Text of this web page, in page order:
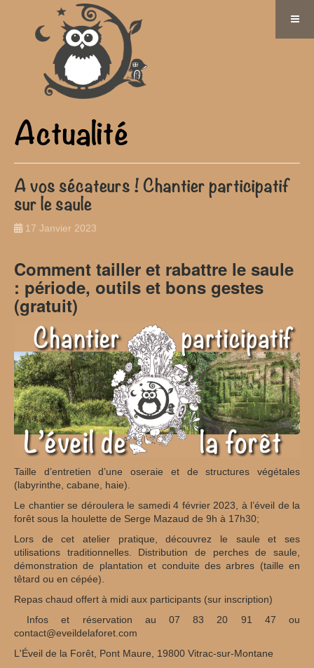
Actualité
A vos sécateurs ! Chantier participatif
sur le saule
17 Janvier 2023
Comment tailler et rabattre le saule
: période, outils et bons gestes
(gratuit)
Taille d’entretien d’une oseraie et de structures végétales
(labyrinthe, cabane, haie).
Le chantier se déroulera le samedi 4 février 2023, à l’éveil de la
forêt sous la houlette de Serge Mazaud de 9h à 17h30;
Lors de cet atelier pratique, découvrez le saule et ses
utilisations traditionnelles. Distribution de perches de saule,
démonstration de plantation et conduite des arbres (taille en
têtard ou en cépée).
Repas chaud offert à midi aux participants (sur inscription)
Infos et réservation au 07 83 20 91 47 ou
contact@eveildelaforet.com
L'Éveil de la Forêt, Pont Maure, 19800 Vitrac-sur-Montane